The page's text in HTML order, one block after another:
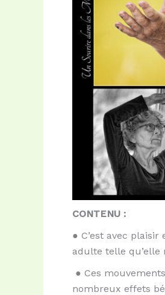
CONTENU :
● C’est avec
adulte telle qu’elle
● Ces
nombreux effets